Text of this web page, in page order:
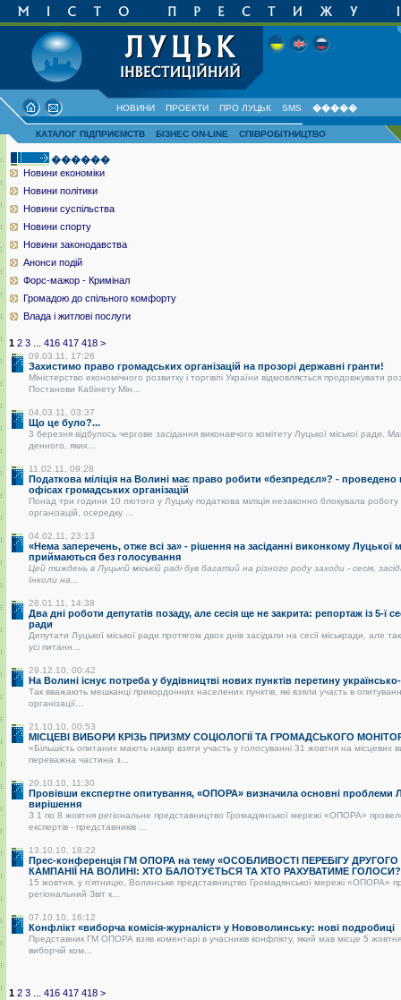
НОВИНИ ПРОЕКТИ ПРО ЛУЦЬК SMS �����
КАТАЛОГ ПІДПРИЄМСТВ БІЗНЕС ON-LINE СПІВРОБІТНИЦТВО
������
Новини економіки
Новини політики
Новини суспільства
Новини спорту
Новини законодавства
Анонси подій
Форс-мажор - Кримінал
Громадою до спільного комфорту
Влада і житлові послуги
1 2 3 416 417 418 >
09.03.11, 17:26
Захистимо право громадських організацій на прозорі державні гранти!
Міністерство економічного розвитку і торгівлі України відмовляється продовжувати
Постанови Кабінету Мін...
04.03.11, 03:37
Що це було?...
3 березня відбулось чергове засідання виконавчого комітету Луцької міської ради.
денного, яких...
11.02.11, 09:28
Податкова міліція на Волині має право робити «безпредєл»? -
офісах громадських організацій
Понад три години 10 лютого у Луцьку податкова міліція незаконно блокувала
організацій, осередку ...
04.02.11, 23:13
«Нема заперечень, отже всі за» - рішення на засіданні виконкому Луцької
приймаються без голосування
Цей тиждень в Луцькій міській раді був багатий на різного роду заходи - сесія,
Інколи на...
28.01.11, 14:38
Два дні роботи депутатів позаду, але сесія ще не закрита: репортаж із 5-ї
ради
Депутати Луцької міської ради протягом двох днів засідали на сесії міськради, але
усі питанн...
29.12.10, 00:42
На Волині існує потреба у будівництві нових пунктів перетину
Так вважають мешканці прикордонних населених пунктів, які взяли участь в
організації...
21.10.10, 00:53
МІСЦЕВІ ВИБОРИ КРІЗЬ ПРИЗМУ СОЦІОЛОГІЇ ТА ГРОМАДСЬКОГО
«Більшість опитаних мають намір взяти участь у голосуванні 31 жовтня на місцевих
переважна частина з...
20.10.10, 11:30
Провівши експертне опитування, «ОПОРА» визначила основні проблеми
вирішення
З 1 по 8 жовтня регіональне представництво Громадянської мережі «ОПОРА»
експертів - представників ...
13.10.10, 18:22
Прес-конференція ГМ ОПОРА на тему «ОСОБЛИВОСТІ ПЕРЕБІГУ
КАМПАНІЇ НА ВОЛИНІ: ХТО БАЛОТУЄТЬСЯ ТА ХТО РАХУВАТИМЕ
15 жовтня, у п’ятницю, Волинське представництво Громадянської мережі «ОПОРА»
регіональний Звіт к...
07.10.10, 16:12
Конфлікт «виборча комісія-журналіст» у Нововолинську: нові подробиці
Представник ГМ ОПОРА взяв коментарі в учасників конфлікту, який мав місце 5 жовтня
виборчій ком...
1 2 3 416 417 418 >